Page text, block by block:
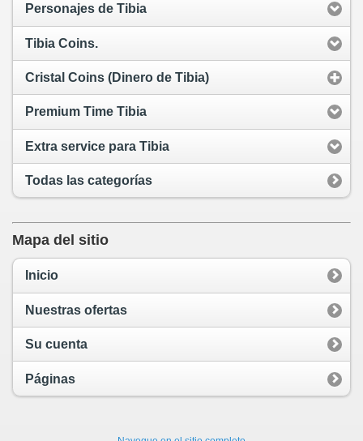
Personajes de Tibia
Tibia Coins.
Cristal Coins (Dinero de Tibia)
Premium Time Tibia
Extra service para Tibia
Todas las categorías
Mapa del sitio
Inicio
Nuestras ofertas
Su cuenta
Páginas